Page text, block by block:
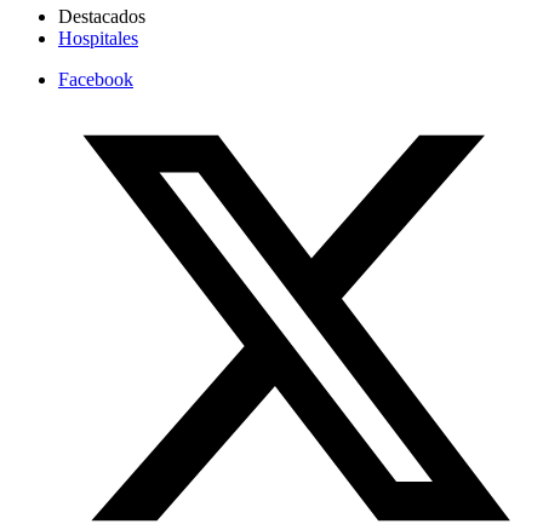
Destacados
Hospitales
Facebook